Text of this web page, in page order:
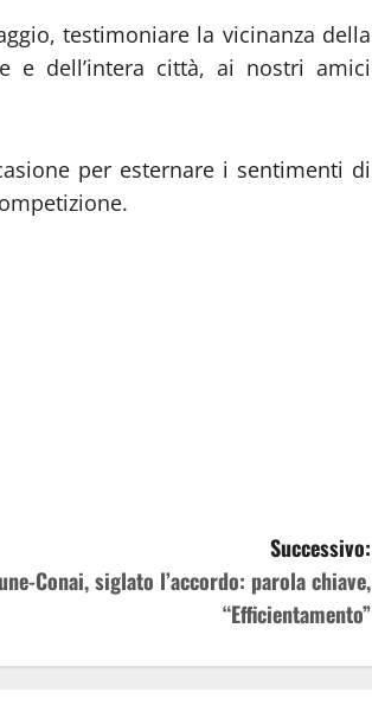
testimoniare la vicinanza della
e dell’intera città, ai nostri amici
per esternare i sentimenti di
Successivo:
Conai, siglato l’accordo: parola chiave,
“Efficientamento”